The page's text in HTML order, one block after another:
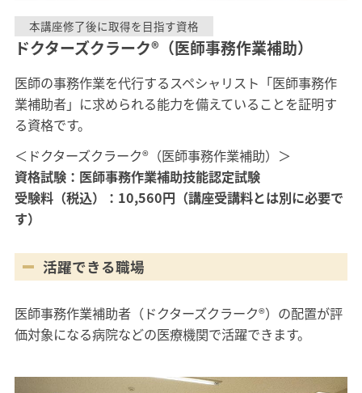
本講座修了後に取得を目指す資格
ドクターズクラーク®（医師事務作業補助）
医師の事務作業を代行するスペシャリスト「医師事務作
業補助者」に求められる能力を備えていることを証明す
る資格です。
＜ドクターズクラーク®（医師事務作業補助）＞
資格試験：医師事務作業補助技能認定試験
受験料（税込）：10,560円（講座受講料とは別に必要で
す）
活躍できる職場
医師事務作業補助者（ドクターズクラーク®）の配置が評
価対象になる病院などの医療機関で活躍できます。